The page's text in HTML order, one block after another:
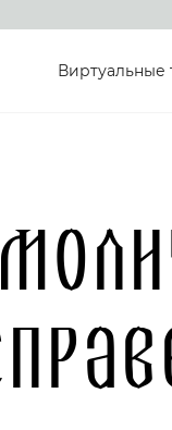
Виртуальные